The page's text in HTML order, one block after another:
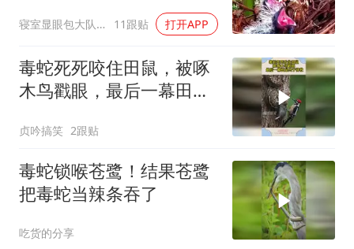
寝室显眼包大队长 11跟贴 打开APP
毒蛇死死咬住田鼠，被啄
木鸟戳眼，最后一幕田鼠
贞吟搞笑 2跟贴
毒蛇锁喉苍鹭！结果苍鹭
把毒蛇当辣条吞了
吃货的分享